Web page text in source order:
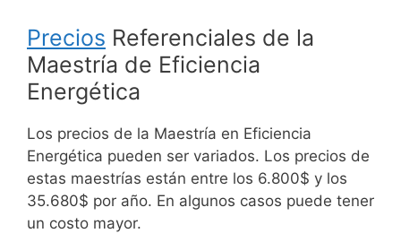
Precios Referenciales de la
Maestría de Eficiencia
Energética
Los precios de la Maestría en Eficiencia
Energética pueden ser variados. Los precios de
estas maestrías están entre los 6.800$ y los
35.680$ por año. En algunos casos puede tener
un costo mayor.